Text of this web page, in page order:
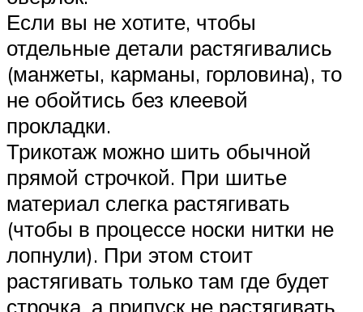
Если вы не хотите, чтобы
отдельные детали растягивались
(манжеты, карманы, горловина), то
не обойтись без клеевой
прокладки.
Трикотаж можно шить обычной
прямой строчкой. При шитье
материал слегка растягивать
(чтобы в процессе носки нитки не
лопнули). При этом стоит
растягивать только там где будет
строчка, а припуск не растягивать.